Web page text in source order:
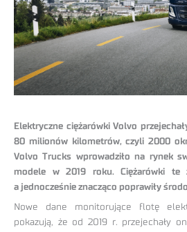
Elektryczne ciężarówki Volvo
80 milionów kilometrów, czyli 2000
Volvo Trucks wprowadziło na rynek
modele w 2019 roku. Ciężarówki te
a jednocześnie znacząco poprawiły
Nowe dane monitorujące flotę
pokazują, że od 2019 r. przejechały